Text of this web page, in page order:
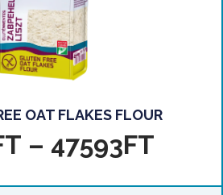
OAT FLAKES FLOUR
– 47593FT